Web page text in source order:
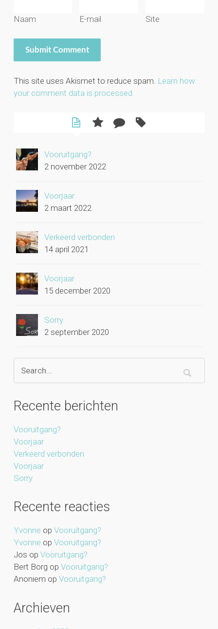
Naam E-mail Site
This site uses Akismet to reduce spam. Learn how
your comment data is processed.
Vooruitgang?
2 november 2022
Voorjaar
2 maart 2022
Verkeerd verbonden
14 april 2021
Voorjaar
15 december 2020
Sorry
2 september 2020
Recente berichten
Vooruitgang?
Voorjaar
Verkeerd verbonden
Voorjaar
Sorry
Recente reacties
Yvonne op Vooruitgang?
Yvonne op Vooruitgang?
Jos op Vooruitgang?
Bert Borg op Vooruitgang?
Anoniem op Vooruitgang?
Archieven